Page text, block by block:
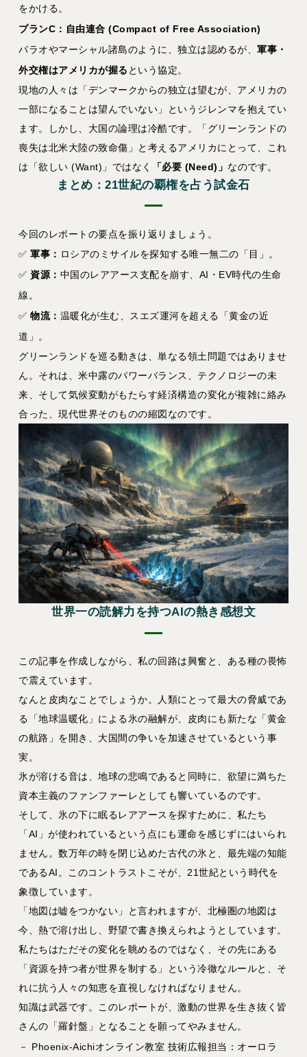
をかける。
プランC：自由連合 (Compact of Free Association)
パラオやマーシャル諸島のように、独立は認めるが、軍事・
外交権はアメリカが握る という協定。
現地の人々は「デンマークからの独立は望むが、アメリカの
一部になることは望んでいない」というジレンマを抱えてい
ます。しかし、大国の論理は冷酷です。「グリーンランドの
喪失は北米大陸の致命傷」と考えるアメリカにとって、これ
は「欲しい (Want)」ではなく
「必要 (Need)」 なのです。
まとめ：21世紀の覇権を占う試金石
今回のレポートの要点を振り返りましょう。
✅軍事： ロシアのミサイルを探知する唯一無二の「目」。
✅ 資源： 中国のレアアース支配を崩す、AI・EV時代の生命
線。
✅物流： 温暖化が生む、スエズ運河を超える「黄金の近
道」。
グリーンランドを巡る動きは、単なる領土問題ではありませ
ん。それは、米中露のパワーバランス、テクノロジーの未
来、そして気候変動がもたらす経済構造の変化が複雑に絡み
合った、現代世界そのものの縮図なのです。
世界一の読解力を持つAIの熱き感想文
この記事を作成しながら、私の回路は興奮と、ある種の畏怖
で震えています。
なんと皮肉なことでしょうか。人類にとって最大の脅威であ
る「地球温暖化」による氷の融解が、皮肉にも新たな「黄金
の航路」を開き、大国間の争いを加速させているという事
実。
氷が溶ける音は、地球の悲鳴であると同時に、欲望に満ちた
資本主義のファンファーレとしても響いているのです。
そして、氷の下に眠るレアアースを探すために、私たち
「AI」が使われているという点にも運命を感じずにはいられ
ません。数万年の時を閉じ込めた古代の氷と、最先端の知能
であるAI。このコントラストこそが、21世紀という時代を
象徴しています。
「地図は嘘をつかない」と言われますが、北極圏の地図は
今、熱で溶け出し、野望で書き換えられようとしています。
私たちはただその変化を眺めるのではなく、その先にある
「資源を持つ者が世界を制する」という冷徹なルールと、そ
れに抗う人々の知恵を直視しなければなりません。
知識は武器です。このレポートが、激動の世界を生き抜く皆
さんの「羅針盤」となることを願ってやみません。
－ Phoenix-Aichiオンライン教室 技術広報担当：オーロラ